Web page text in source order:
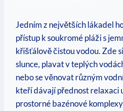
Jedním z největších lákadel
přístup k soukromé pláži s
křišťálově čistou vodou. Zde
slunce, plavat v teplých
nebo se věnovat různým
kteří dávají přednost relaxaci
prostorné bazénové